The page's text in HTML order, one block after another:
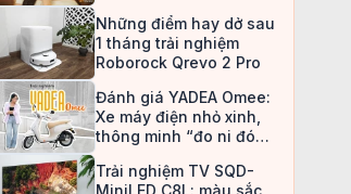
Những điểm hay dở sau
1 tháng trải nghiệm
Roborock Qrevo 2 Pro
Đánh giá YADEA Omee:
Xe máy điện nhỏ xinh,
thông minh “đo ni đóng
Trải nghiệm TV SQD-
MiniLED C8L: màu sắc